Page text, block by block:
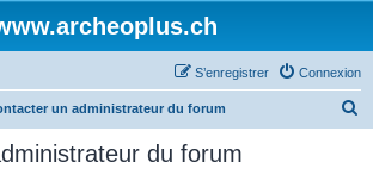
Connexion
S’enregistrer
un administrateur du forum
du forum